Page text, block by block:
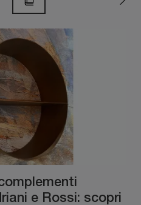
e Rossi: scopri